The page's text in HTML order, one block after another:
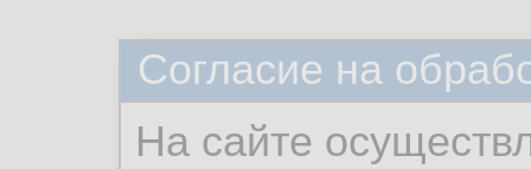
Согласие на
На сайте